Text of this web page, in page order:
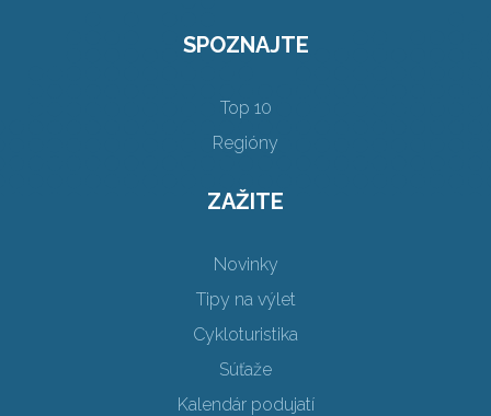
SPOZNAJTE
Top 10
Regióny
ZAŽITE
Novinky
Tipy na výlet
Cykloturistika
Súťaže
Kalendár podujatí